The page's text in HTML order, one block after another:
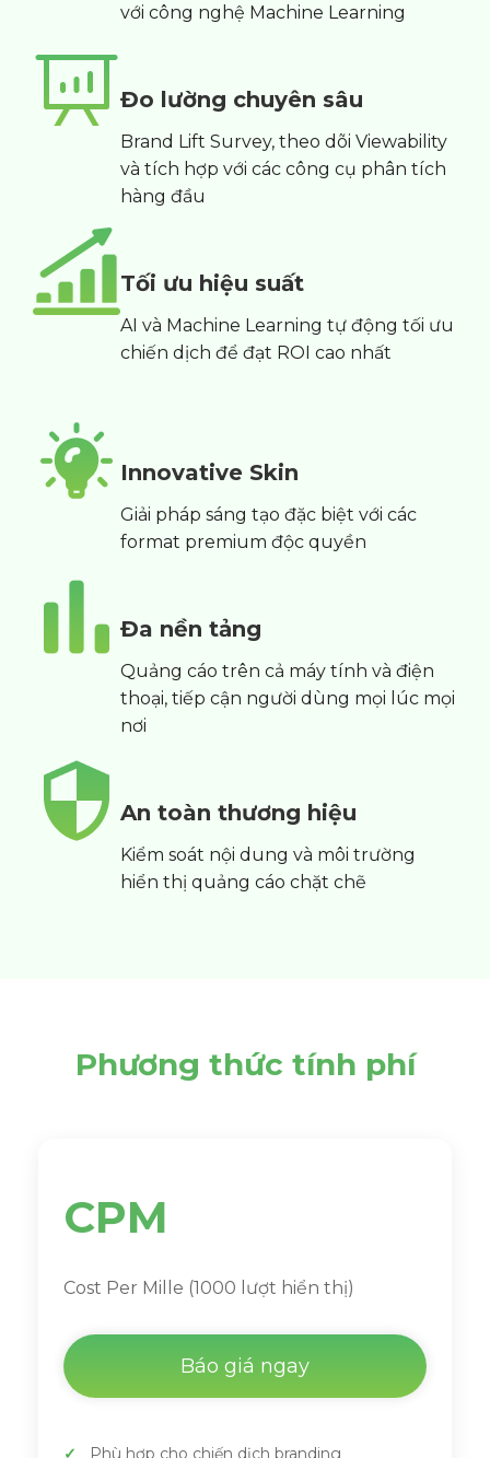
với công nghệ Machine Learning
Đo lường chuyên sâu
Brand Lift Survey, theo dõi Viewability
và tích hợp với các công cụ phân tích
hàng đầu
Tối ưu hiệu suất
AI và Machine Learning tự động tối ưu
chiến dịch để đạt ROI cao nhất
Innovative Skin
Giải pháp sáng tạo đặc biệt với các
format premium độc quyền
Đa nền tảng
Quảng cáo trên cả máy tính và điện
thoại, tiếp cận người dùng mọi lúc mọi
nơi
An toàn thương hiệu
Kiểm soát nội dung và môi trường
hiển thị quảng cáo chặt chẽ
Phương thức tính phí
CPM
Cost Per Mille (1000 lượt hiển thị)
Báo giá ngay
Phù hợp cho chiến dịch branding